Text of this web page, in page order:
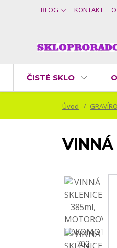
BLOG KONTAKT
ČISTÉ SKLO
Úvod
VINNÁ